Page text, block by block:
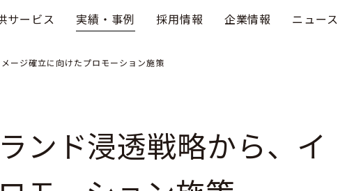
サービス 実績・事例 採用情報 企業情報 ニュース
ージ確立に向けたプロモーション施策
ンド浸透戦略から、イ